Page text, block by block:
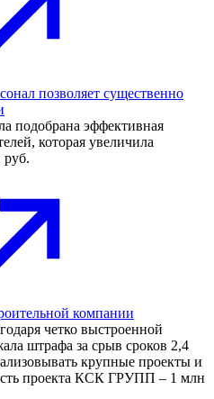
позволяет существенно
эффективная
которая увеличила
компании
четко выстроенной
штрафа за срыв сроков 2,4
крупные проекты и
проекта КСК ГРУПП – 1 млн